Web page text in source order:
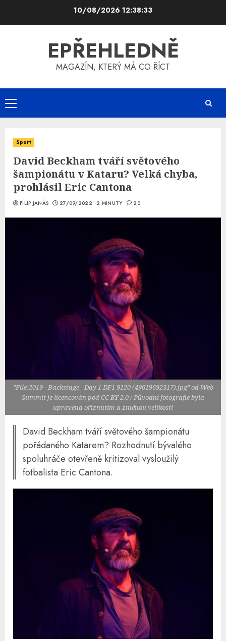
10/08/2026 12:38:33
EPŘEHLEDNĚ
MAGAZÍN, KTERÝ MÁ CO ŘÍCT
Primary
Menu
Sport
David Beckham tváří světového
šampionátu v Kataru? Velká chyba,
prohlásil Eric Cantona
FILIP JANÁS 27/09/2022 2 MINUTY 20
"File:2019 - Backstage - Day 1 DF1 9120 (49019692317).jpg" od Web
Summit je licencován pod CC BY 2.0 / Původní fotografie byla
upravena oříznutím a změnou velikosti
David Beckham tváří světového šampionátu
pořádaného Katarem? Rozhodnutí bývalého
spoluhráče otevřeně kritizoval vysloužilý
fotbalista Eric Cantona.